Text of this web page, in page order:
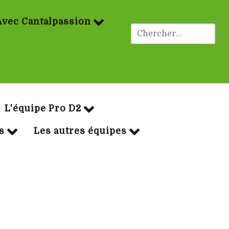
Cantalpassion
L'équipe Pro D2
Les autres équipes